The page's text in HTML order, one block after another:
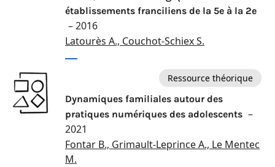
établissements franciliens de la 5e à la 2e
– 2016
Latourès A., Couchot-Schiex S.
Ressource théorique
Dynamiques familiales autour des
pratiques numériques des adolescents –
2021
Fontar B., Grimault-Leprince A., Le Mentec
M.